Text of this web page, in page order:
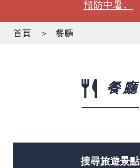
預防中暑。
首頁 餐廳
餐廳
搜尋旅遊景點